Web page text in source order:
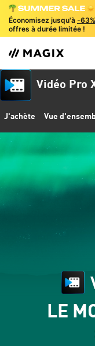
Économisez jusqu'à -63%
offres à durée limitée !
Vidéo Pro
J'achète Vue
LE